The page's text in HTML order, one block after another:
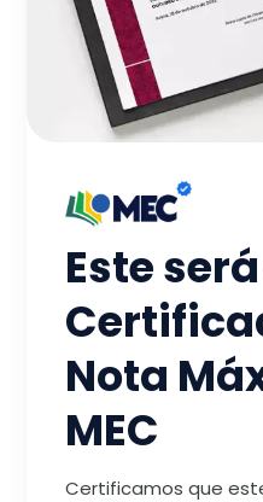
Este
Nota
MEC
Certificamos que